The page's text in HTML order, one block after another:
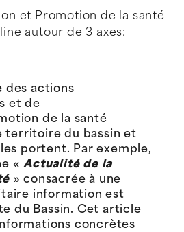
et Promotion de la santé
autour de 3 axes:
des actions
et de
de la santé
territoire du bassin et
portent. Par exemple,
«Actualité de la
» consacrée à une
information est
du Bassin. Cet article
concrètes